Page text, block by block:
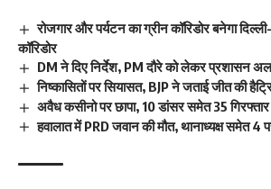
रोजगार और पर्यटन का ग्रीन कॉरिडोर बनेगा
कॉरिडोर
DM ने दिए निर्देश, PM दौरे को लेकर प्रशासन
निष्कासितों पर सियासत, BJP ने जताई जीत की
अवैध कसीनो पर छापा, 10 डांसर समेत 35 गिरफ्तार
हवालात में PRD जवान की मौत, थानाध्यक्ष समेत 4